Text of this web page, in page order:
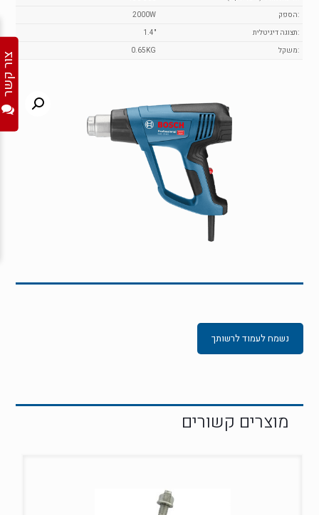
2000W
:הספק
1.4"
:תצוגה דיגיטלית
0.65KG
:משקל
נשמח לעמוד לרשותך